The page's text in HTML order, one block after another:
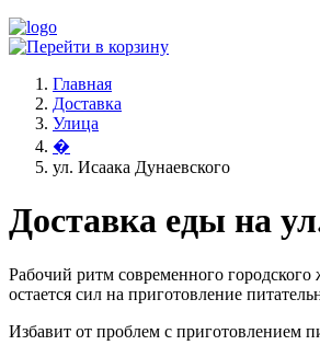
Главная
Доставка
Улица
�
ул. Исаака Дунаевского
Доставка еды на
Рабочий ритм современного
остается сил на приготовление
Избавит от проблем с приготовлением